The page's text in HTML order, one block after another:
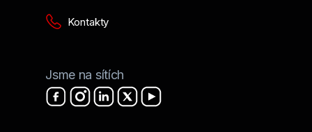
Kontakty
Jsme na sítích